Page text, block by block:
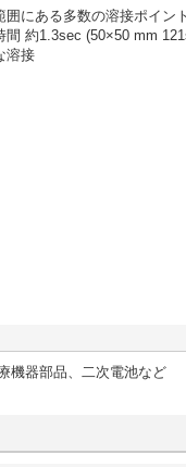
囲にある多数の溶接ポイン
間 約1.3sec (50×50 mm
溶接
機器部品、二次電池など